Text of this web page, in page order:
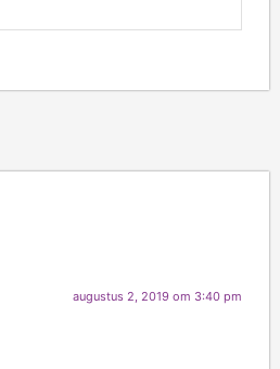
augustus 2, 2019 om 3:40 pm